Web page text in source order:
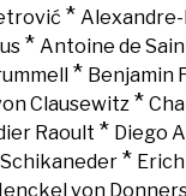
*
* Antoine de
* Benjamin
Clausewitz *
Raoult * Diego
Schikaneder *
von